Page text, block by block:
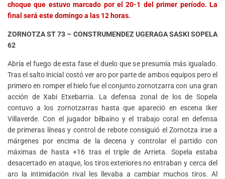
choque que estuvo marcado por el 20-1 del primer período. La
final será este domingo a las 12 horas.
ZORNOTZA ST 73 – CONSTRUMENDEZ UGERAGA SASKI SOPELA
62
Abría el fuego de esta fase el duelo que se presumía más igualado.
Tras el salto inicial costó ver aro por parte de ambos equipos pero el
primero en romper el hielo fue el conjunto zornotzarra con una gran
acción de Xabi Etxebarria. La defensa zonal de los de Sopela
contuvo a los zornotzarras hasta que apareció en escena Iker
Villaverde. Con el jugador bilbaíno y el trabajo coral en defensa
de primeras líneas y control de rebote consiguió el Zornotza irse a
márgenes por encima de la decena y controlar el partido con
máximas de hasta +16 tras el triple de Arrieta. Sopela estaba
desacertado en ataque, los tiros exteriores no entraban y cerca del
aro la intimidación rival les llevaba a cambiar muchos tiros. Al